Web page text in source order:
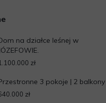
na działce leśnej w
JÓZEFOWIE.
zł
3 pokoje | 2 balkony
zł